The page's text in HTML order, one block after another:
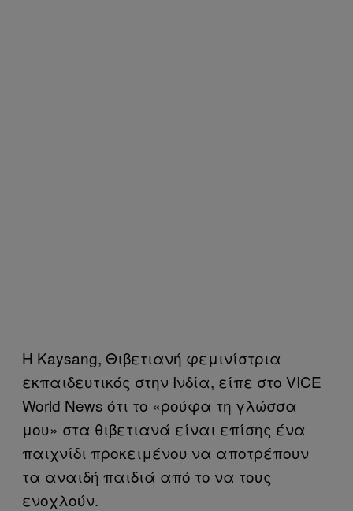
Η Kaysang, Θιβετιανή φεμινίστρια
εκπαιδευτικός στην Ινδία, είπε στο VICE
World News ότι το «ρούφα τη γλώσσα
μου» στα θιβετιανά είναι επίσης ένα
παιχνίδι προκειμένου να αποτρέπουν
τα αναιδή παιδιά από το να τους
ενοχλούν.